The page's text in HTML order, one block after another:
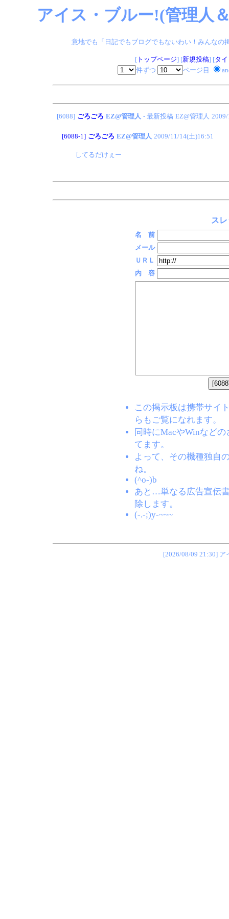
アイス・ブルー!(管理人
意地でも「日記でもブログでもないわい！みんなの
[トップページ] [新規投稿] [タ
件ずつ
ページ目
[6088] ごろごろ EZ@管理人 - 最新投稿 EZ@管理人
[6088-1] ごろごろ EZ@管理人 2009/11/14(土)16:51
してるだけぇー
ス
名 前
メール
ＵＲＬ
内 容
この掲示板は携帯サイ
らもご覧になれます。
同時にMacやWinなど
てます。
よって、その機種独自
ね。
(^o-)b
あと…単なる広告宣伝
除します。
(-.-;)y-~~~
[2026/08/09 21:30]